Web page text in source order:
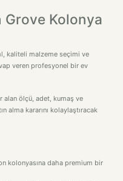
Grove Kolonya
kaliteli malzeme seçimi ve
veren profesyonel bir ev
alan ölçü, adet, kumaş ve
alma kararını kolaylaştıracak
kolonyasına daha premium bir